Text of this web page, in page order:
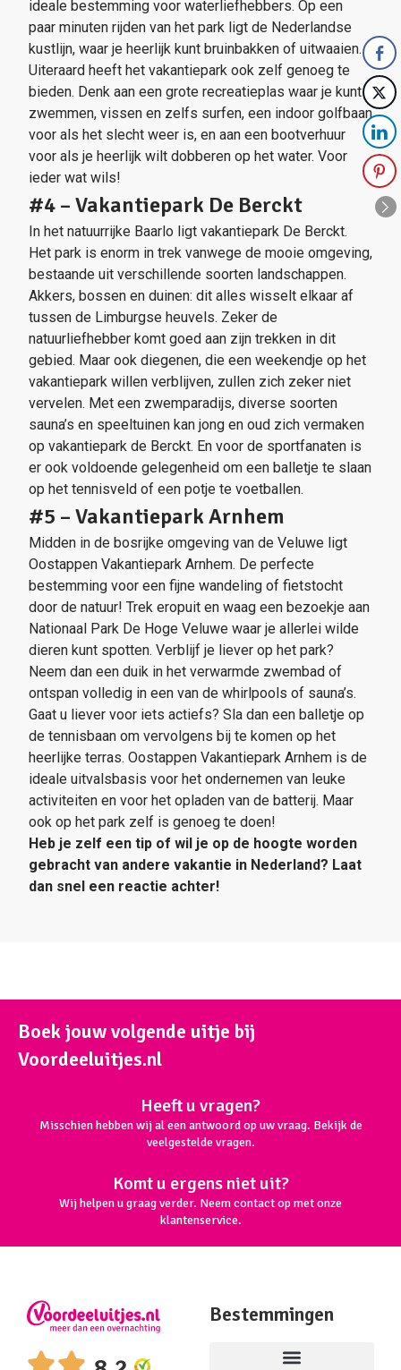
ideale bestemming voor waterliefhebbers. Op een
paar minuten rijden van het park ligt de Nederlandse
kustlijn, waar je heerlijk kunt bruinbakken of uitwaaien.
Uiteraard heeft het vakantiepark ook zelf genoeg te
bieden. Denk aan een grote recreatieplas waar je kunt
zwemmen, vissen en zelfs surfen, een indoor golfbaan
voor als het slecht weer is, en aan een bootverhuur
voor als je heerlijk wilt dobberen op het water. Voor
ieder wat wils!
#4 – Vakantiepark De Berckt
In het natuurrijke Baarlo ligt vakantiepark De Berckt.
Het park is enorm in trek vanwege de mooie omgeving,
bestaande uit verschillende soorten landschappen.
Akkers, bossen en duinen: dit alles wisselt elkaar af
tussen de Limburgse heuvels. Zeker de
natuurliefhebber komt goed aan zijn trekken in dit
gebied. Maar ook diegenen, die een weekendje op het
vakantiepark willen verblijven, zullen zich zeker niet
vervelen. Met een zwemparadijs, diverse soorten
sauna’s en speeltuinen kan jong en oud zich vermaken
op vakantiepark de Berckt. En voor de sportfanaten is
er ook voldoende gelegenheid om een balletje te slaan
op het tennisveld of een potje te voetballen.
#5 – Vakantiepark Arnhem
Midden in de bosrijke omgeving van de Veluwe ligt
Oostappen Vakantiepark Arnhem. De perfecte
bestemming voor een fijne wandeling of fietstocht
door de natuur! Trek eropuit en waag een bezoekje aan
Nationaal Park De Hoge Veluwe waar je allerlei wilde
dieren kunt spotten. Verblijf je liever op het park?
Neem dan een duik in het verwarmde zwembad of
ontspan volledig in een van de whirlpools of sauna’s.
Gaat u liever voor iets actiefs? Sla dan een balletje op
de tennisbaan om vervolgens bij te komen op het
heerlijke terras. Oostappen Vakantiepark Arnhem is de
ideale uitvalsbasis voor het ondernemen van leuke
activiteiten en voor het opladen van de batterij. Maar
ook op het park zelf is genoeg te doen!
Heb je zelf een tip of wil je op de hoogte worden
gebracht van andere vakantie in Nederland? Laat
dan snel een reactie achter!
Boek jouw volgende uitje bij
Voordeeluitjes.nl
Heeft u vragen?
Misschien hebben wij al een antwoord op uw vraag. Bekijk de
veelgestelde vragen.
Komt u ergens niet uit?
Wij helpen u graag verder. Neem contact op met onze
klantenservice.
Bestemmingen